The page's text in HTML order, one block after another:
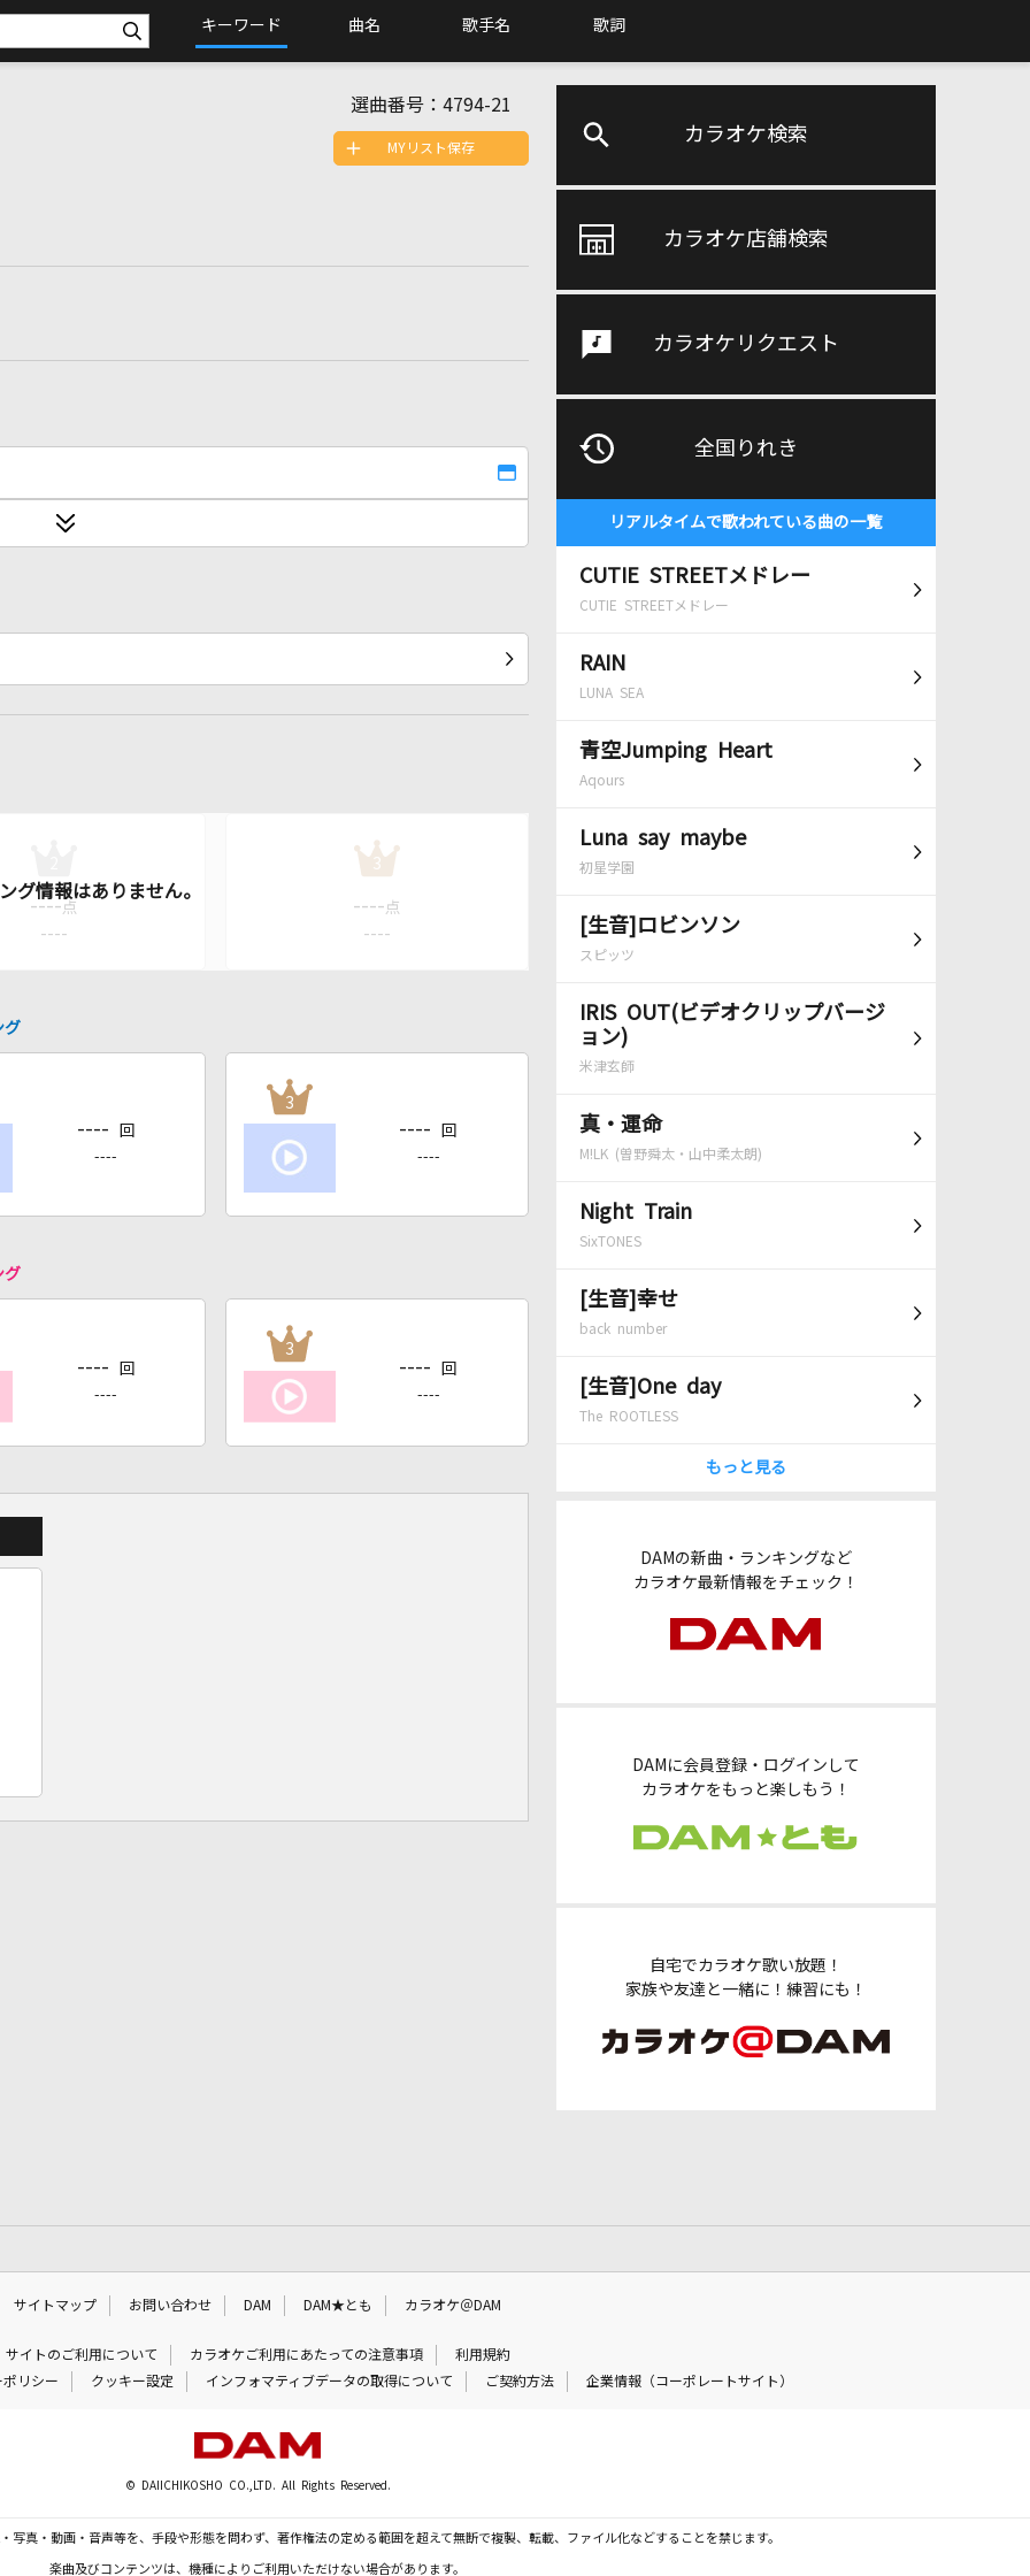
キーワード 曲名 歌手名 歌詞
カラオケ検索
カラオケ店舗検索
カラオケリクエスト
全国りれき
リアルタイムで歌われている曲の一覧
CUTIE STREETメドレー
CUTIE STREETメドレー
RAIN
LUNA SEA
青空Jumping Heart
Aqours
Luna say maybe
初星学園
[生音]ロビンソン
スピッツ
IRIS OUT(ビデオクリップバージ
ョン)
米津玄師
真・運命
M!LK (曽野舜太・山中柔太朗)
Night Train
SixTONES
[生音]幸せ
back number
[生音]One day
The ROOTLESS
もっと見る
DAMの新曲・ランキングなど
カラオケ最新情報をチェック！
DAMに会員登録・ログインして
カラオケをもっと楽しもう！
自宅でカラオケ歌い放題！
家族や友達と一緒に！練習にも！
選曲番号： 4794-21
MYリスト保存
---- 点
----
3
---- 点
----
グ
---- 回
----
3
---- 回
----
グ
---- 回
----
3
---- 回
----
サイトマップ お問い合わせ DAM DAM★とも カラオケ＠DAM
サイトのご利用について カラオケご利用にあたっての注意事項
利用規約
リシー
クッキー設定 インフォマティブデータの取得について ご契約方法 企業情報（コーポレートサイト）
© DAIICHIKOSHO CO.,LTD. All Rights Reserved.
写真・動画・音声等を、手段や形態を問わず、著作権法の定める範囲を超えて無断で複製、転載、ファイル化などすることを禁じます。
楽曲及びコンテンツは、機種によりご利用いただけない場合があります。